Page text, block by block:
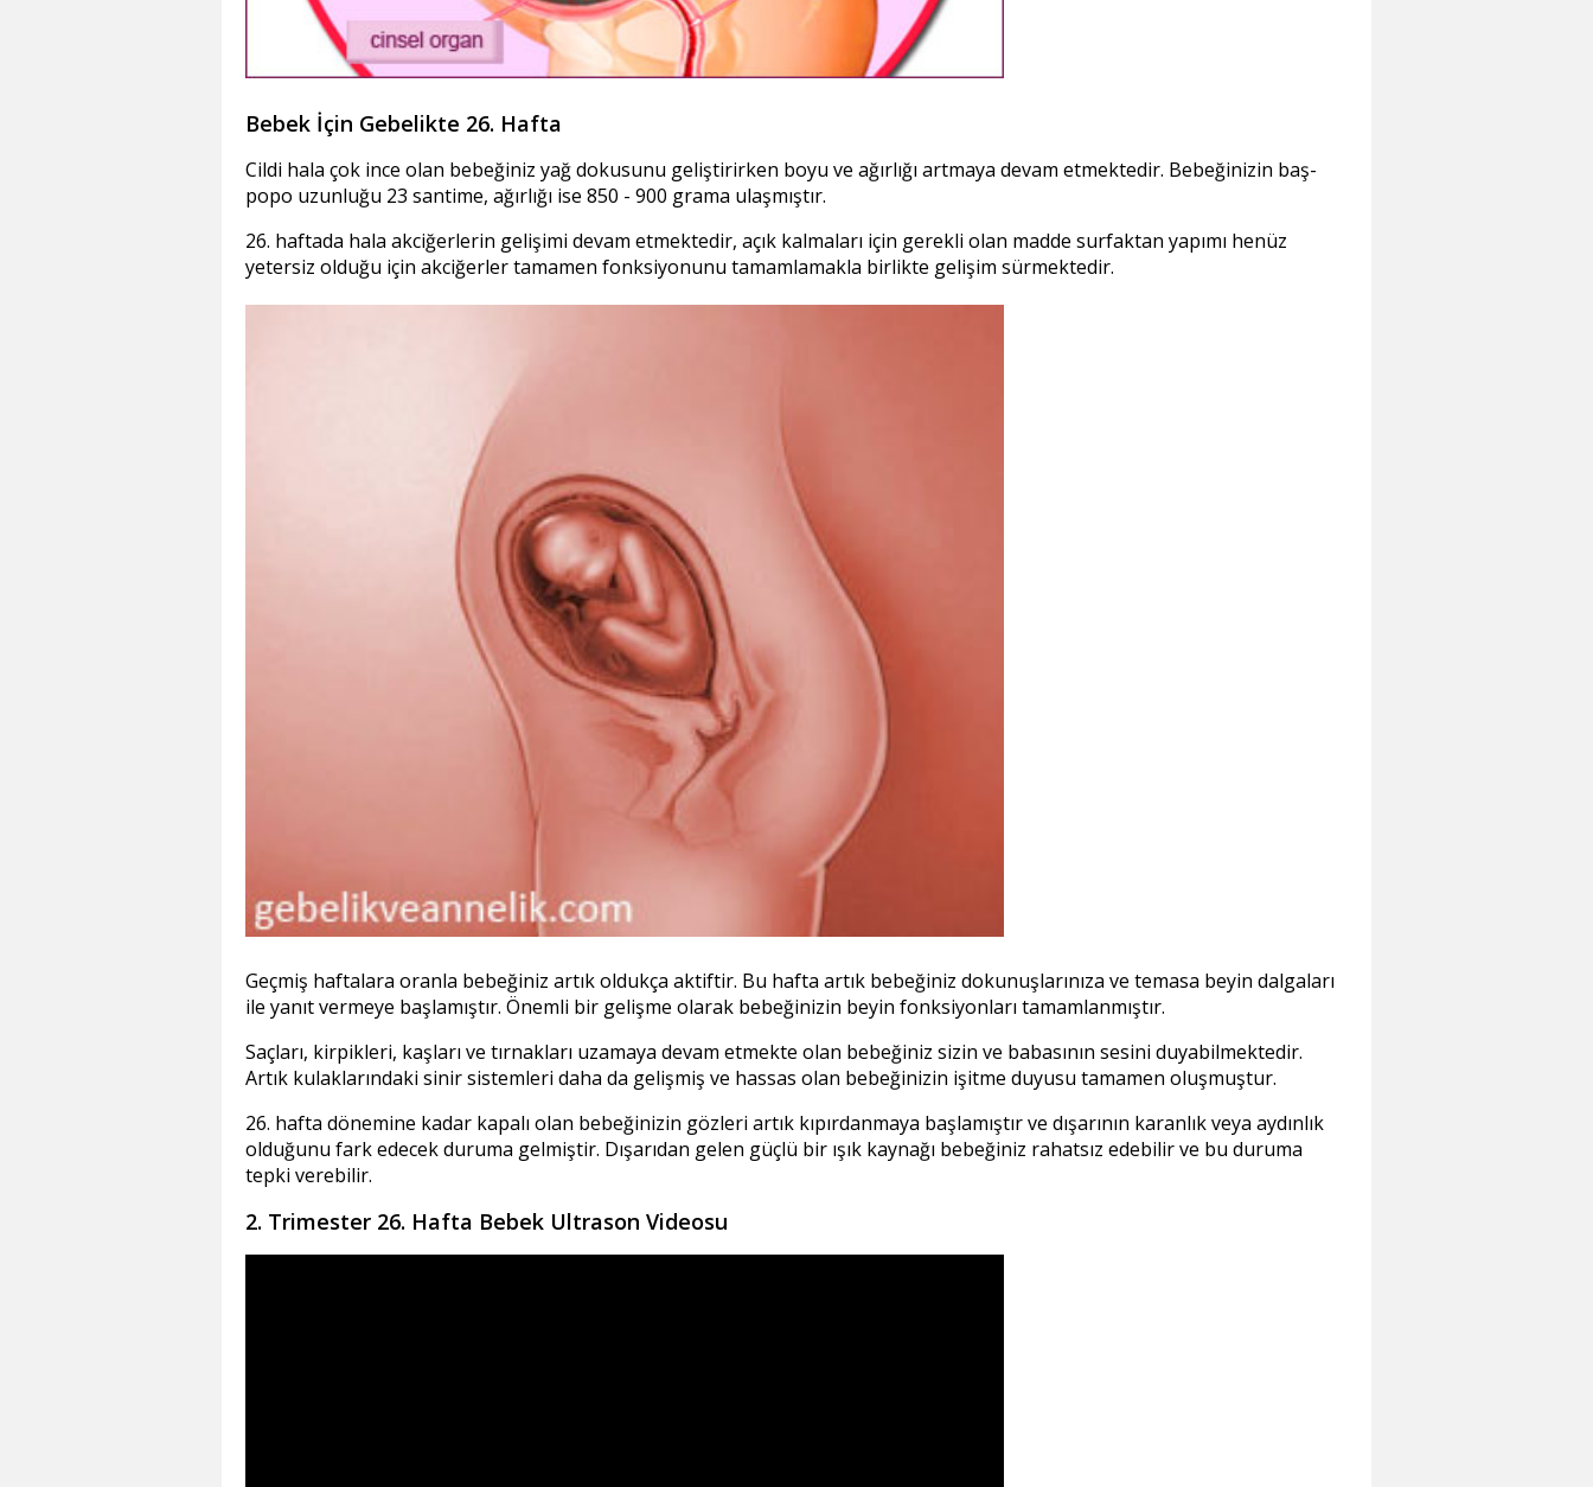
Bebek İçin Gebelikte 26. Hafta
Cildi hala çok ince olan bebeğiniz yağ dokusunu geliştirirken boyu ve ağırlığı artmaya devam etmektedir. Bebeğinizin baş-
popo uzunluğu 23 santime, ağırlığı ise 850 - 900 grama ulaşmıştır.
26. haftada hala akciğerlerin gelişimi devam etmektedir, açık kalmaları için gerekli olan madde surfaktan yapımı henüz
yetersiz olduğu için akciğerler tamamen fonksiyonunu tamamlamakla birlikte gelişim sürmektedir.
Geçmiş haftalara oranla bebeğiniz artık oldukça aktiftir. Bu hafta artık bebeğiniz dokunuşlarınıza ve temasa beyin dalgaları
ile yanıt vermeye başlamıştır. Önemli bir gelişme olarak bebeğinizin beyin fonksiyonları tamamlanmıştır.
Saçları, kirpikleri, kaşları ve tırnakları uzamaya devam etmekte olan bebeğiniz sizin ve babasının sesini duyabilmektedir.
Artık kulaklarındaki sinir sistemleri daha da gelişmiş ve hassas olan bebeğinizin işitme duyusu tamamen oluşmuştur.
26. hafta dönemine kadar kapalı olan bebeğinizin gözleri artık kıpırdanmaya başlamıştır ve dışarının karanlık veya aydınlık
olduğunu fark edecek duruma gelmiştir. Dışarıdan gelen güçlü bir ışık kaynağı bebeğiniz rahatsız edebilir ve bu duruma
tepki verebilir.
2. Trimester 26. Hafta Bebek Ultrason Videosu